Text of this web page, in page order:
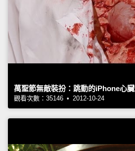
萬聖節無敵裝扮：跳動的iPhone心臟
觀看次數：35146 • 2012-10-24